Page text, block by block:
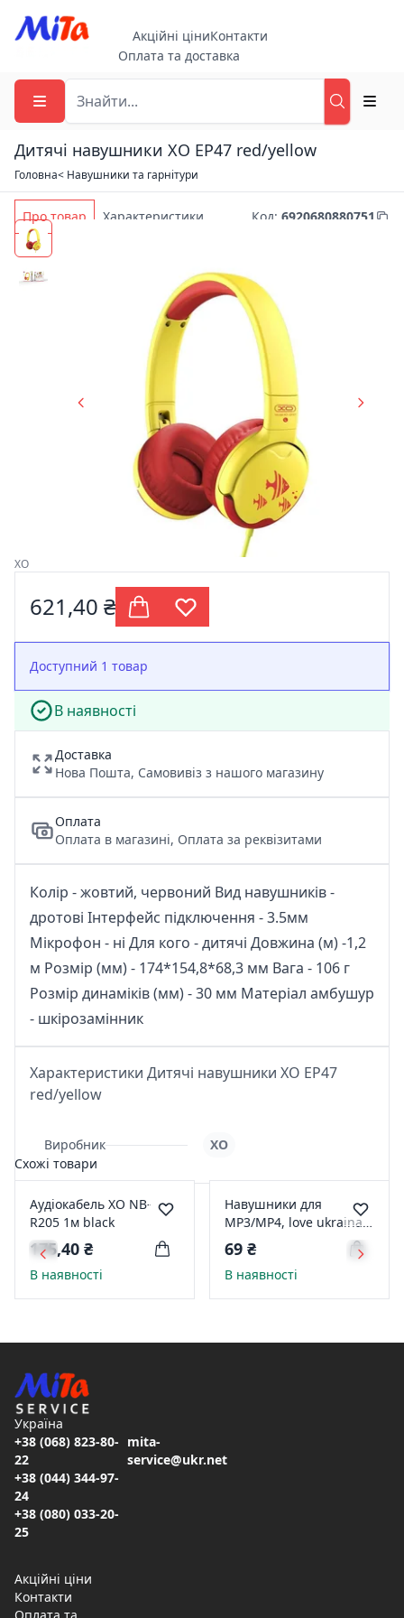
Акційні ціниКонтакти
Оплата та доставка
Дитячі навушники XO EP47 red/yellow
Головна< Навушники та гарнітури
Про товар Характеристики Код: 6920680880751
XO
621,40 ₴
Доступний 1 товар
В наявності
Доставка
Нова Пошта, Самовивіз з нашого магазину
Оплата
Оплата в магазині, Оплата за реквізитами
Колір - жовтий, червоний Вид навушників -
дротові Інтерфейс підключення - 3.5мм
Мікрофон - ні Для кого - дитячі Довжина (м) -1,2
м Розмір (мм) - 174*154,8*68,3 мм Вага - 106 г
Розмір динаміків (мм) - 30 мм Матеріал амбушур
- шкірозамінник
Характеристики Дитячі навушники XO EP47
red/yellow
Виробник
XO
Схожі товари
Аудіокабель XO NB-
R205 1м black
175,40 ₴
В наявності
Навушники для
MP3/MP4, love ukraina
SQ-46,BLUE/YELOW
69 ₴
В наявності
Україна
+38 (068) 823-80-
22
+38 (044) 344-97-
24
+38 (080) 033-20-
25
mita-
service@ukr.net
Акційні ціни
Контакти